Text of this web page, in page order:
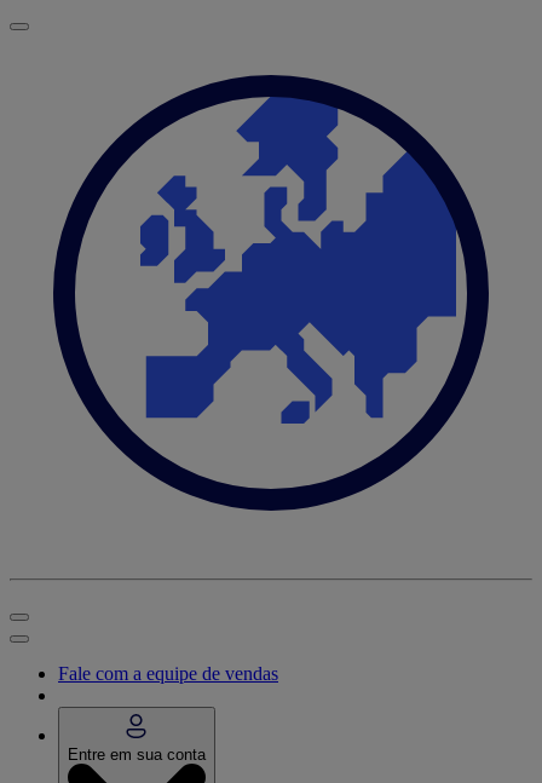
Fale com a equipe de vendas
Entre em sua conta